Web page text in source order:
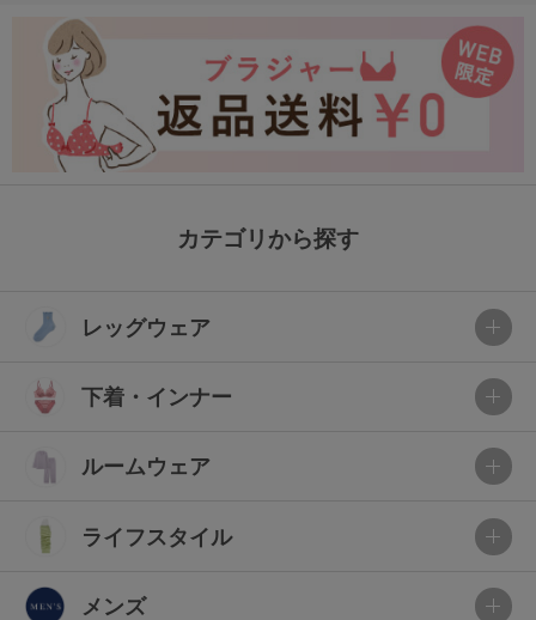
カテゴリから探す
レッグウェア
下着・インナー
ルームウェア
ライフスタイル
メンズ